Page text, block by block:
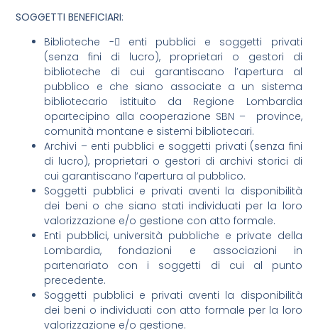
SOGGETTI BENEFICIARI:
Biblioteche -􏰁 enti pubblici e soggetti privati
(senza fini di lucro), proprietari o gestori di
biblioteche di cui garantiscano l’apertura al
pubblico e che siano associate a un sistema
bibliotecario istituito da Regione Lombardia
opartecipino alla cooperazione SBN – province,
comunità montane e sistemi bibliotecari.
Archivi – enti pubblici e soggetti privati (senza fini
di lucro), proprietari o gestori di archivi storici di
cui garantiscano l’apertura al pubblico.
Soggetti pubblici e privati aventi la disponibilità
dei beni o che siano stati individuati per la loro
valorizzazione e/o gestione con atto formale.
Enti pubblici, università pubbliche e private della
Lombardia, fondazioni e associazioni in
partenariato con i soggetti di cui al punto
precedente.
Soggetti pubblici e privati aventi la disponibilità
dei beni o individuati con atto formale per la loro
valorizzazione e/o gestione.